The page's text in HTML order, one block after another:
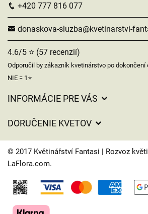
+420 777 816 077
donaskova-sluzba@kvetinarstvi-
4.6/5 ⭐ (57 recenzií)
Odporučil by zákazník kvetinárstvo po dokončení
NIE = 1⭐
INFORMÁCIE PRE VÁS
Časy doručenia kvetov – prehľad
DORUČENIE KVETOV
Poplatky za doručenie
Kam doručujeme kvety
Kontaktujte nás
© 2017 Květinářství Fantasi | Rozvoz
LaFlora.com.